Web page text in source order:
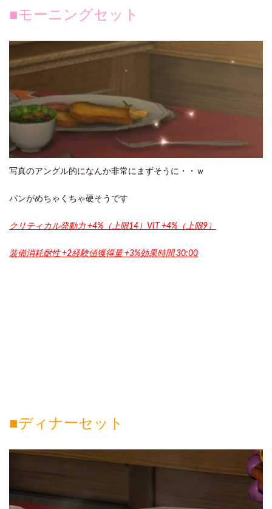
■モーニングセット
写真のアングル的になんか非常にまずそうに・・ｗ
パンがめちゃくちゃ硬そうです
クリティカル発動力 +4%（上限14）VIT +4%（上限9）
装備消耗耐性 +2経験値獲得量 +3%効果時間 30:00
■ディナーセット